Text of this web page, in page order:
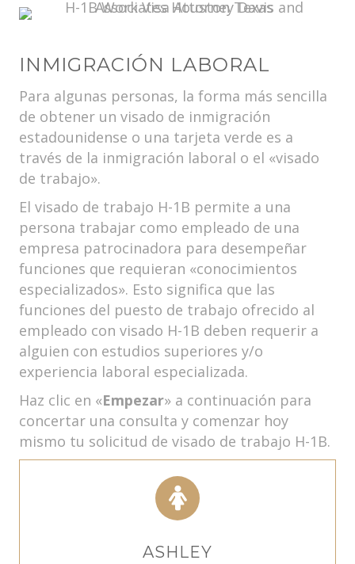
INMIGRACIÓN LABORAL
Para algunas personas, la forma más sencilla
de obtener un visado de inmigración
estadounidense o una tarjeta verde es a
través de la inmigración laboral o el «visado
de trabajo».
El visado de trabajo H-1B permite a una
persona trabajar como empleado de una
empresa patrocinadora para desempeñar
funciones que requieran «conocimientos
especializados». Esto significa que las
funciones del puesto de trabajo ofrecido al
empleado con visado H-1B deben requerir a
alguien con estudios superiores y/o
experiencia laboral especializada.
Haz clic en «Empezar» a continuación para
concertar una consulta y comenzar hoy
mismo tu solicitud de visado de trabajo H-1B.
ASHLEY